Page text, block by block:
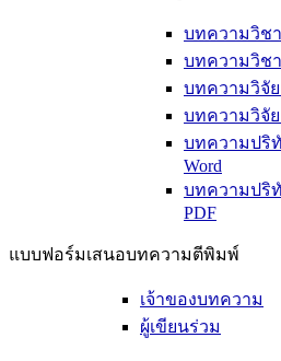
บทความวิชา
บทความวิช
บทความวิจัย
บทความวิจัย
บทความปริ
Word
บทความปริ
PDF
แบบฟอร์มเสนอบทความตีพิมพ์
เจ้าของบทความ
ผู้เขียนร่วม